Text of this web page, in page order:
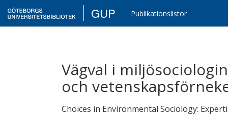
GUP Publikationslistor
Vägval i
och
Choices in Environmental Sociology: